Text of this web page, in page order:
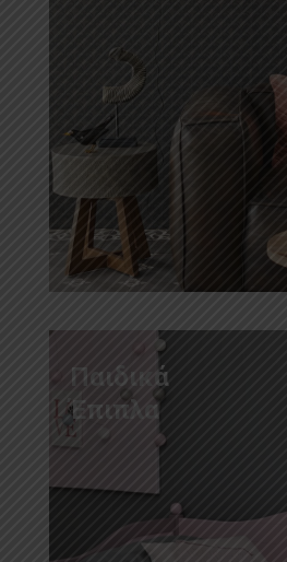
Παιδικά
Έπιπλα